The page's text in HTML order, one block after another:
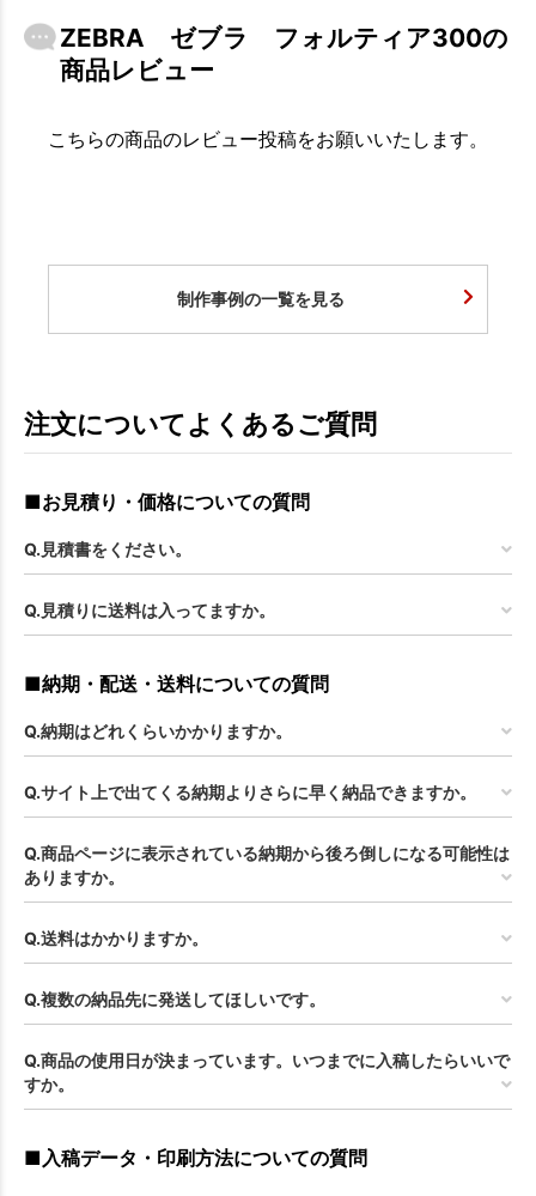
ZEBRA ゼブラ フォルティア300の
商品レビュー
こちらの商品のレビュー投稿をお願いいたします。
制作事例の一覧を見る
注文についてよくあるご質問
■お見積り・価格についての質問
Q.見積書をください。
Q.見積りに送料は入ってますか。
■納期・配送・送料についての質問
Q.納期はどれくらいかかりますか。
Q.サイト上で出てくる納期よりさらに早く納品できますか。
Q.商品ページに表示されている納期から後ろ倒しになる可能性は
ありますか。
Q.送料はかかりますか。
Q.複数の納品先に発送してほしいです。
Q.商品の使用日が決まっています。いつまでに入稿したらいいで
すか。
■入稿データ・印刷方法についての質問